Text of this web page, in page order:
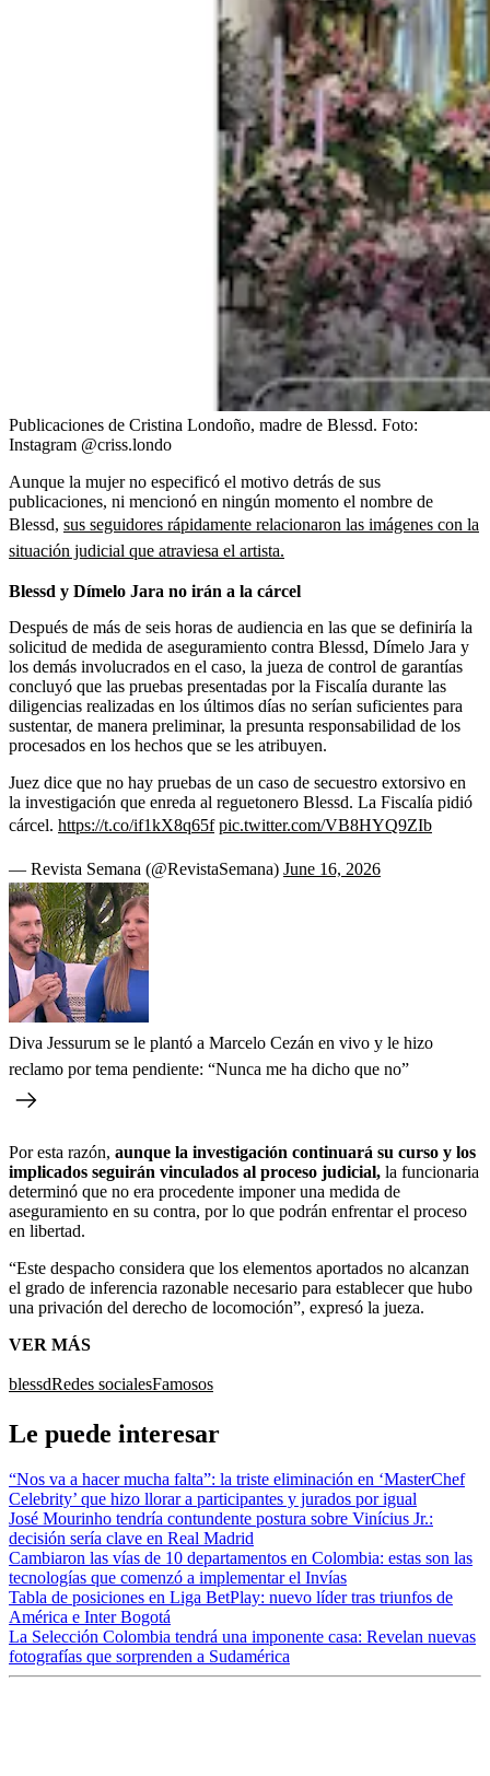
Publicaciones de Cristina Londoño, madre de Blessd. Foto:
Instagram @criss.londo
Aunque la mujer no especificó el motivo detrás de sus
publicaciones, ni mencionó en ningún momento el nombre de
Blessd, sus seguidores rápidamente relacionaron las imágenes con la
situación judicial que atraviesa el artista.
Blessd y Dímelo Jara no irán a la cárcel
Después de más de seis horas de audiencia en las que se definiría la
solicitud de medida de aseguramiento contra Blessd, Dímelo Jara y
los demás involucrados en el caso, la jueza de control de garantías
concluyó que las pruebas presentadas por la Fiscalía durante las
diligencias realizadas en los últimos días no serían suficientes para
sustentar, de manera preliminar, la presunta responsabilidad de los
procesados en los hechos que se les atribuyen.
Juez dice que no hay pruebas de un caso de secuestro extorsivo en
la investigación que enreda al reguetonero Blessd. La Fiscalía pidió
cárcel. https://t.co/if1kX8q65f pic.twitter.com/VB8HYQ9ZIb
— Revista Semana (@RevistaSemana) June 16, 2026
Diva Jessurum se le plantó a Marcelo Cezán en vivo y le hizo
reclamo por tema pendiente: “Nunca me ha dicho que no”
Por esta razón, aunque la investigación continuará su curso y los
implicados seguirán vinculados al proceso judicial, la funcionaria
determinó que no era procedente imponer una medida de
aseguramiento en su contra, por lo que podrán enfrentar el proceso
en libertad.
“Este despacho considera que los elementos aportados no alcanzan
el grado de inferencia razonable necesario para establecer que hubo
una privación del derecho de locomoción”, expresó la jueza.
VER MÁS
blessdRedes socialesFamosos
Le puede interesar
“Nos va a hacer mucha falta”: la triste eliminación en ‘MasterChef
Celebrity’ que hizo llorar a participantes y jurados por igual
José Mourinho tendría contundente postura sobre Vinícius Jr.:
decisión sería clave en Real Madrid
Cambiaron las vías de 10 departamentos en Colombia: estas son las
tecnologías que comenzó a implementar el Invías
Tabla de posiciones en Liga BetPlay: nuevo líder tras triunfos de
América e Inter Bogotá
La Selección Colombia tendrá una imponente casa: Revelan nuevas
fotografías que sorprenden a Sudamérica